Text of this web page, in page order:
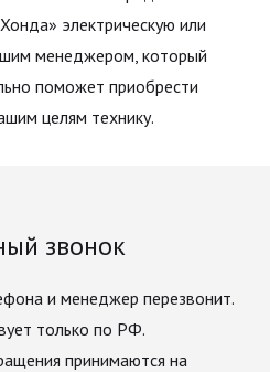
электрическую или
менеджером, который
поможет приобрести
целям технику.
звонок
и менеджер перезвонит.
только по РФ.
принимаются на